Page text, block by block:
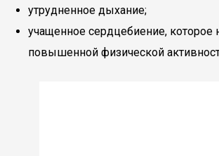
утрудненное дыхание;
учащенное сердцебиение, которое
повышенной физической